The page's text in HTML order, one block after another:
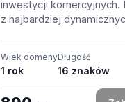
inwestycji komercyjnych.
z najbardziej
Wiek domeny
1 rok
Długość
16 znaków